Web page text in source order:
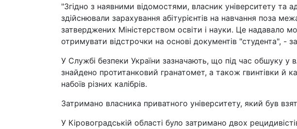
"Згідно з наявними відомостями, власник університету та
здійснювали зарахування абітурієнтів на навчання поза
затверджених Міністерством освіти і науки. Це надавало
отримувати відстрочки на основі документів "студента", -
У Службі безпеки України зазначають, що під час обшуку у
знайдено протитанковий гранатомет, а також гвинтівки й
набоїв різних калібрів.
Затримано власника приватного університету, який був
У Кіровоградській області було затримано двох